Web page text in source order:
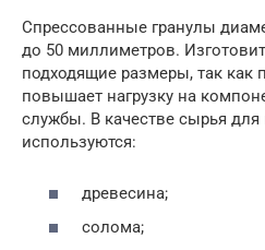
Спрессованные гранулы
до 50 миллиметров.
подходящие размеры, так как
повышает нагрузку на
службы. В качестве сырья для
используются:
древесина;
солома;